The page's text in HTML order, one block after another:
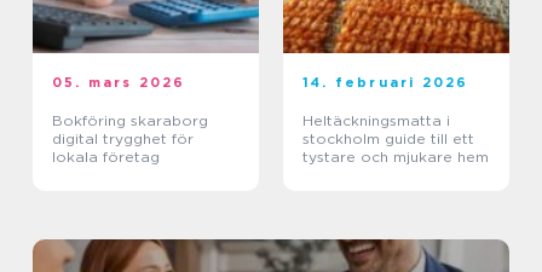
05. mars 2026
Bokföring skaraborg
digital trygghet för
lokala företag
14. februari 2026
Heltäckningsmatta i
stockholm guide till ett
tystare och mjukare hem